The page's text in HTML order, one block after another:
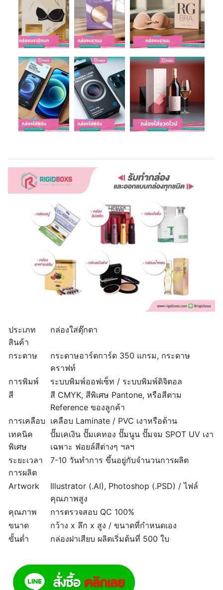
ประเภท
สินค้า
กล่องใส่ตุ๊กตา
กระดาษ
กระดาษอาร์ตการ์ด 350 แกรม, กระดาษ
คราฟท์
การพิมพ์
ระบบพิมพ์ออฟเซ็ท / ระบบพิมพ์ดิจิตอล
สี
สี CMYK, สีพิเศษ Pantone, หรือสีตาม
Reference ของลูกค้า
การเคลือบ เคลือบ Laminate / PVC เงาหรือด้าน
เทคนิค
พิเศษ
ปั๊มเคเงิน ปั๊มเคทอง ปั๊มนูน ปั๊มจม SPOT UV เงา
เฉพาะ ฟอยล์สีต่างๆ ฯลฯ
ระยะเวลา
การผลิต
7-10 วันทำการ ขึ้นอยู่กับจำนวนการผลิต
Artwork
Illustrator (.AI), Photoshop (.PSD) / ไฟล์
คุณภาพสูง
คุณภาพ
การตรวจสอบ QC 100%
ขนาด
กว้าง x ลึก x สูง / ขนาดที่กำหนดเอง
ขั้นต่ำ
กล่องฝาเสียบ ผลิตเริ่มต้นที่ 500 ใบ